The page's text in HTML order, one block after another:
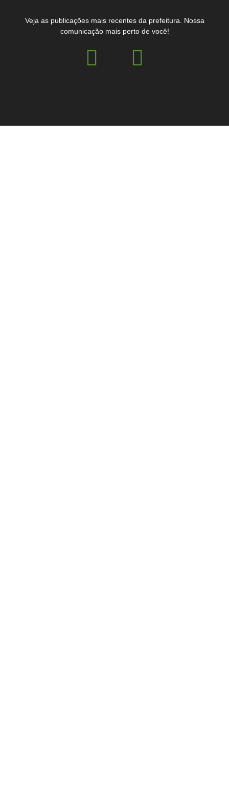
Veja as publicações mais recentes da prefeitura. Nossa
comunicação mais perto de você!